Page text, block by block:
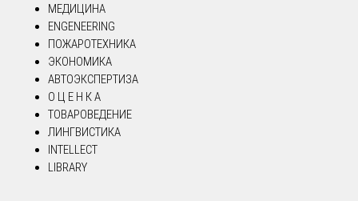
МЕДИЦИНА
ENGENEERING
ПОЖАРОТЕХНИКА
ЭКОНОМИКА
АВТОЭКСПЕРТИЗА
О Ц Е Н К А
ТОВАРОВЕДЕНИЕ
ЛИНГВИСТИКА
INTELLECT
LIBRARY